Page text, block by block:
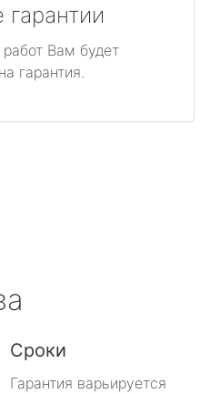
Вам будет
гарантия.
Сроки
Гарантия варьируется